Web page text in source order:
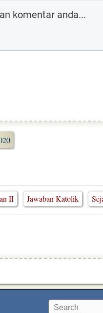
II Jawaban Katolik